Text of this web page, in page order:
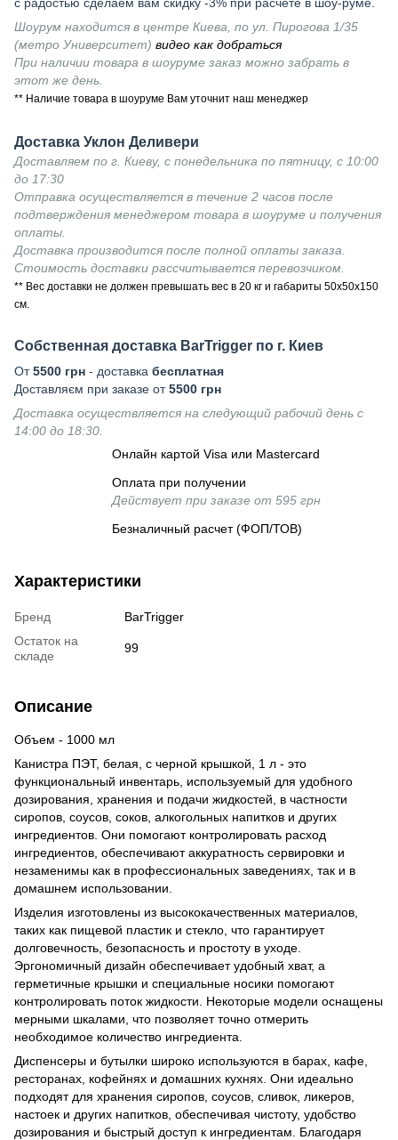
Шоурум находится в центре Киева, по ул. Пирогова 1/35
(метро Университет) видео как добраться
При наличии товара в шоуруме заказ можно забрать в
этот же день.
** Наличие товара в шоуруме Вам уточнит наш менеджер
Доставка Уклон Деливери
Доставляем по г. Киеву, с понедельника по пятницу, с 10:00
до 17:30
Отправка осуществляется в течение 2 часов после
подтверждения менеджером товара в шоуруме и получения
оплаты.
Доставка производится после полной оплаты заказа.
Стоимость доставки рассчитывается перевозчиком.
** Вес доставки не должен превышать вес в 20 кг и габариты 50х50х150
см.
Собственная доставка BarTrigger по г. Киев
От5500 грн - доставка бесплатная
Доставляєм при заказе от5500 грн
Доставка осуществляется на следующий рабочий день с
14:00 до 18:30.
Онлайн картой Visa или Mastercard
Оплата при получении
Действует при заказе от 595 грн
Безналичный расчет (ФОП/ТОВ)
Характеристики
Бренд
BarTrigger
Остаток на
складе
99
Описание
Объем - 1000 мл
Канистра ПЭТ, белая, с черной крышкой, 1 л - это
функциональный инвентарь, используемый для удобного
дозирования, хранения и подачи жидкостей, в частности
сиропов, соусов, соков, алкогольных напитков и других
ингредиентов. Они помогают контролировать расход
ингредиентов, обеспечивают аккуратность сервировки и
незаменимы как в профессиональных заведениях, так и в
домашнем использовании.
Изделия изготовлены из высококачественных материалов,
таких как пищевой пластик и стекло, что гарантирует
долговечность, безопасность и простоту в уходе.
Эргономичный дизайн обеспечивает удобный хват, а
герметичные крышки и специальные носики помогают
контролировать поток жидкости. Некоторые модели оснащены
мерными шкалами, что позволяет точно отмерить
необходимое количество ингредиента.
Диспенсеры и бутылки широко используются в барах, кафе,
ресторанах, кофейнях и домашних кухнях. Они идеально
подходят для хранения сиропов, соусов, сливок, ликеров,
настоек и других напитков, обеспечивая чистоту, удобство
дозирования и быстрый доступ к ингредиентам. Благодаря